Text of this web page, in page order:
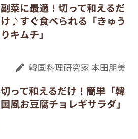
副菜に最適！切って和えるだ
け♪すぐ食べられる「きゅう
りキムチ」
韓国料理研究家 本田朋美
切って和えるだけ！簡単「韓
国風お豆腐チョレギサラダ」